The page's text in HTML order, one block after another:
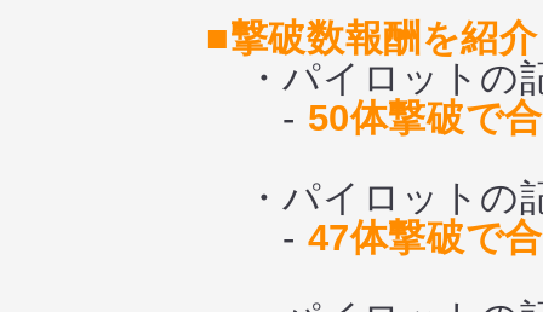
■撃破数報酬を紹介
・パイロットの
- 50体撃破で
・パイロットの
- 47体撃破で